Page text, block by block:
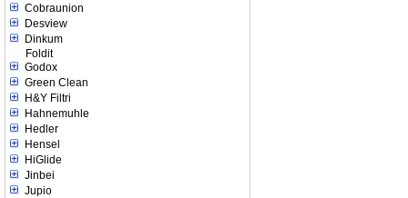
Cobraunion
Desview
Dinkum
Foldit
Godox
Green Clean
H&Y Filtri
Hahnemuhle
Hedler
Hensel
HiGlide
Jinbei
Jupio